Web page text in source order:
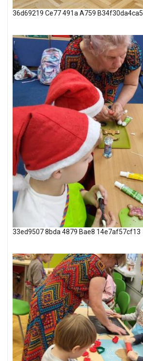
36d69219 Ce77 491a A759 B34f30da4ca5
33ed9507 8bda 4879 Bae8 14e7af57cf13